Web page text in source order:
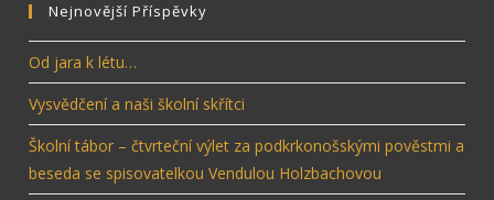
Nejnovější Příspěvky
Od jara k létu…
Vysvědčení a naši školní skřítci
Školní tábor – čtvrteční výlet za podkrkonošskými pověstmi a
beseda se spisovatelkou Vendulou Holzbachovou